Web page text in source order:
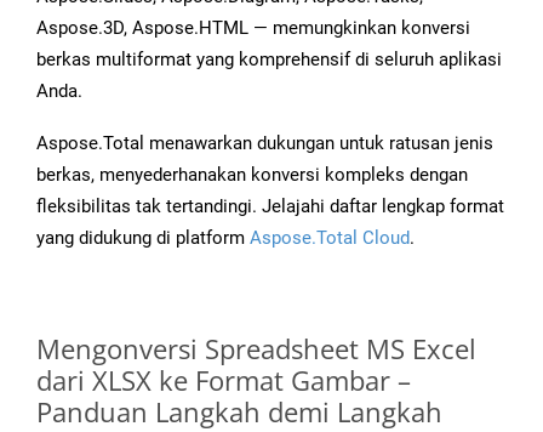
Aspose.3D, Aspose.HTML — memungkinkan konversi
berkas multiformat yang komprehensif di seluruh aplikasi
Anda.
Aspose.Total menawarkan dukungan untuk ratusan jenis
berkas, menyederhanakan konversi kompleks dengan
fleksibilitas tak tertandingi. Jelajahi daftar lengkap format
yang didukung di platform Aspose.Total Cloud.
Mengonversi Spreadsheet MS Excel
dari XLSX ke Format Gambar –
Panduan Langkah demi Langkah